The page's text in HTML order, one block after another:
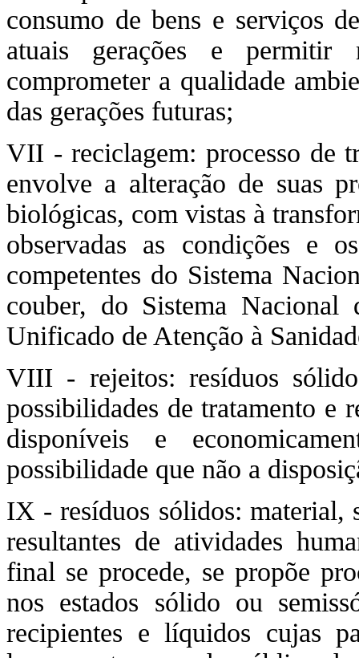
consumo de bens e serviços
atuais gerações e permitir
comprometer a qualidade
das gerações futuras;
VII - reciclagem: processo de
envolve a alteração de suas
biológicas, com vistas à
observadas as condições e
competentes do Sistema
couber, do Sistema
Unificado de Atenção à
VIII - rejeitos: resíduos
possibilidades de tratamento e
disponíveis e
possibilidade que não a
IX - resíduos sólidos: material,
resultantes de atividades
final se procede, se propõe
nos estados sólido ou
recipientes e líquidos cujas